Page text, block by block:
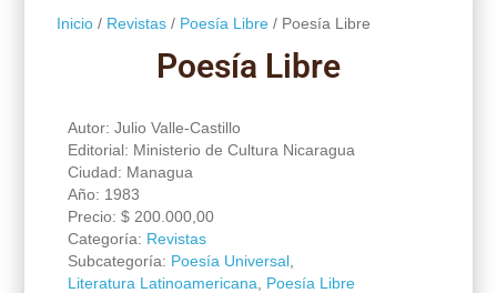
Inicio/ Revistas/ Poesía Libre/ Poesía Libre
Poesía Libre
Autor: Julio Valle-Castillo
Editorial: Ministerio de Cultura Nicaragua
Ciudad: Managua
Año: 1983
Precio: $200.000,00
Categoría: Revistas
Subcategoría: Poesía Universal,
Literatura Latinoamericana
Poesía Libre